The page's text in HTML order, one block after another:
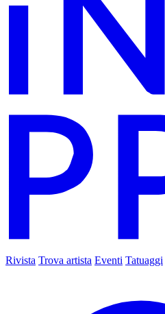
Rivista Trova artista Eventi Tatuaggi